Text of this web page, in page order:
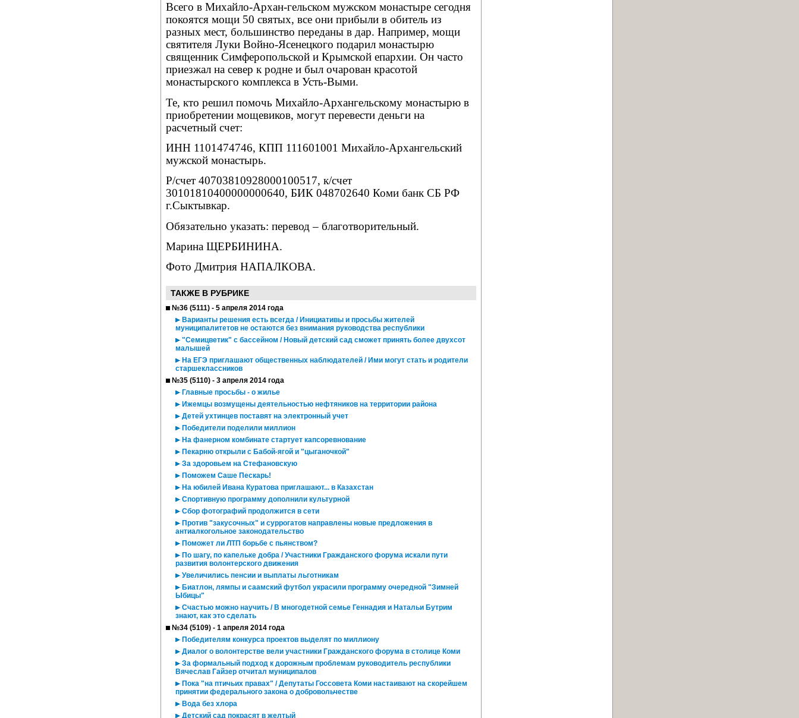
Всего в Михайло-Архан-гельском мужском монастыре сегодня
покоятся мощи 50 святых, все они прибыли в обитель из
разных мест, большинство переданы в дар. Например, мощи
святителя Луки Войно-Ясенецкого подарил монастырю
священник Симферопольской и Крымской епархии. Он часто
приезжал на север к родне и был очарован красотой
монастырского комплекса в Усть-Выми.
Те, кто решил помочь Михайло-Архангельскому монастырю в
приобретении мощевиков, могут перевести деньги на
расчетный счет:
ИНН 1101474746, КПП 111601001 Михайло-Архангельский
мужской монастырь.
Р/счет 40703810928000100517, к/счет
30101810400000000640, БИК 048702640 Коми банк СБ РФ
г.Сыктывкар.
Обязательно указать: перевод – благотворительный.
Марина ЩЕРБИНИНА.
Фото Дмитрия НАПАЛКОВА.
ТАКЖЕ В РУБРИКЕ
№36 (5111) - 5 апреля 2014 года
Варианты решения есть всегда / Инициативы и просьбы жителей
муниципалитетов не остаются без внимания руководства республики
"Семицветик" с бассейном / Новый детский сад сможет принять более двухсот
малышей
На ЕГЭ приглашают общественных наблюдателей / Ими могут стать и родители
старшеклассников
№35 (5110) - 3 апреля 2014 года
Главные просьбы - о жилье
Ижемцы возмущены деятельностью нефтяников на территории района
Детей ухтинцев поставят на электронный учет
Победители поделили миллион
На фанерном комбинате стартует капсоревнование
Пекарню открыли с Бабой-ягой и "цыганочкой"
За здоровьем на Стефановскую
Поможем Саше Пескарь!
На юбилей Ивана Куратова приглашают... в Казахстан
Спортивную программу дополнили культурной
Сбор фотографий продолжится в сети
Против "закусочных" и суррогатов направлены новые предложения в
антиалкогольное законодательство
Поможет ли ЛТП борьбе с пьянством?
По шагу, по капельке добра / Участники Гражданского форума искали пути
развития волонтерского движения
Увеличились пенсии и выплаты льготникам
Биатлон, лямпы и саамский футбол украсили программу очередной "Зимней
Ыбицы"
Счастью можно научить / В многодетной семье Геннадия и Натальи Бутрим
знают, как это сделать
№34 (5109) - 1 апреля 2014 года
Победителям конкурса проектов выделят по миллиону
Диалог о волонтерстве вели участники Гражданского форума в столице Коми
За формальный подход к дорожным проблемам руководитель республики
Вячеслав Гайзер отчитал муниципалов
Пока "на птичьих правах" / Депутаты Госсовета Коми настаивают на скорейшем
принятии федерального закона о добровольчестве
Вода без хлора
Детский сад покрасят в желтый